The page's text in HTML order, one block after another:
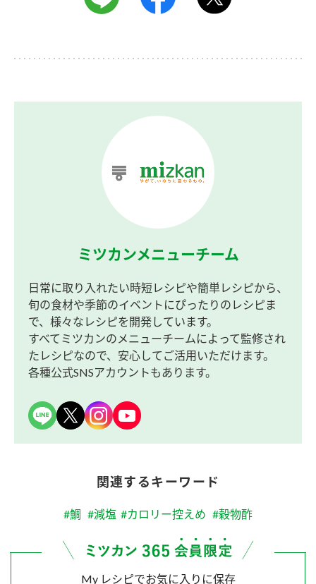
ミツカンメニューチーム
日常に取り入れたい時短レシピや簡単レシピから、
旬の食材や季節のイベントにぴったりのレシピま
で、様々なレシピを開発しています。
すべてミツカンのメニューチームによって監修され
たレシピなので、安心してご活用いただけます。
各種公式SNSアカウントもあります。
関連するキーワード
#鯛 #減塩 #カロリー控えめ #穀物酢
My レシピでお気に入りに保存